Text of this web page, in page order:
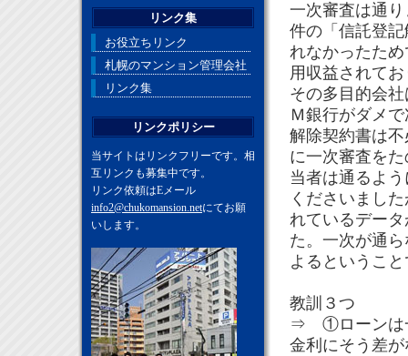
一次審査は通
件の「信託登
れなかったた
用収益されて
その多目的会
Ｍ銀行がダメ
解除契約書は
に一次審査を
当者は通るよ
くださいまし
れているデー
た。一次が通
よるというこ
教訓３つ
⇒ ①ローンは
金利にそう差
リンク集
お役立ちリンク
札幌のマンション管理会社
リンク集
リンクポリシー
当サイトはリンクフリーです。相
互リンクも募集中です。
リンク依頼はEメール
info2@chukomansion.netにてお願
いします。